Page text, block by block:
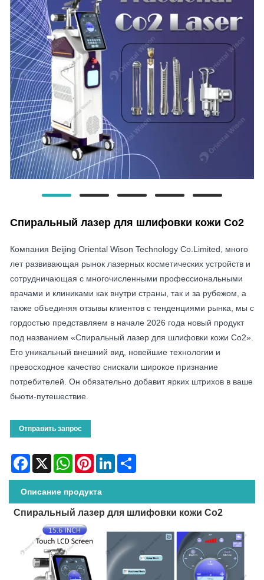
Спиральный лазер для шлифовки кожи Co2
Компания Beijing Oriental Wison Technology Co.Limited, много
лет развивающая рынок лазерных косметических устройств и
сотрудничающая с многочисленными профессиональными
врачами и клиниками как внутри страны, так и за рубежом, а
также объединяя отзывы клиентов с тенденциями рынка, мы с
гордостью представляем в начале 2026 года новый продукт
под названием «Спиральный лазер для шлифовки кожи Co2».
Его уникальный внешний вид, новейшие технологии и
превосходное качество снискали широкое признание
потребителей. Он обязательно добавит ярких штрихов в ваше
бьюти-путешествие.
Отправить запрос
Facebook
X WhatsAppPinterestLinkedIn
Описание продукта
Спиральный лазер для шлифовки кожи Co2